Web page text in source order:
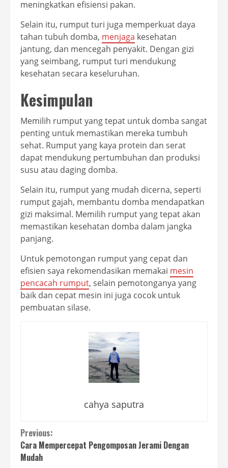
meningkatkan efisiensi pakan.
Selain itu, rumput turi juga memperkuat daya
tahan tubuh domba, menjaga kesehatan
jantung, dan mencegah penyakit. Dengan gizi
yang seimbang, rumput turi mendukung
kesehatan secara keseluruhan.
Kesimpulan
Memilih rumput yang tepat untuk domba sangat
penting untuk memastikan mereka tumbuh
sehat. Rumput yang kaya protein dan serat
dapat mendukung pertumbuhan dan produksi
susu atau daging domba.
Selain itu, rumput yang mudah dicerna, seperti
rumput gajah, membantu domba mendapatkan
gizi maksimal. Memilih rumput yang tepat akan
memastikan kesehatan domba dalam jangka
panjang.
Untuk pemotongan rumput yang cepat dan
efisien saya rekomendasikan memakai mesin
pencacah rumput, selain pemotonganya yang
baik dan cepat mesin ini juga cocok untuk
pembuatan silase.
cahya saputra
Continue
Reading
Previous:
Cara Mempercepat Pengomposan Jerami Dengan
Mudah